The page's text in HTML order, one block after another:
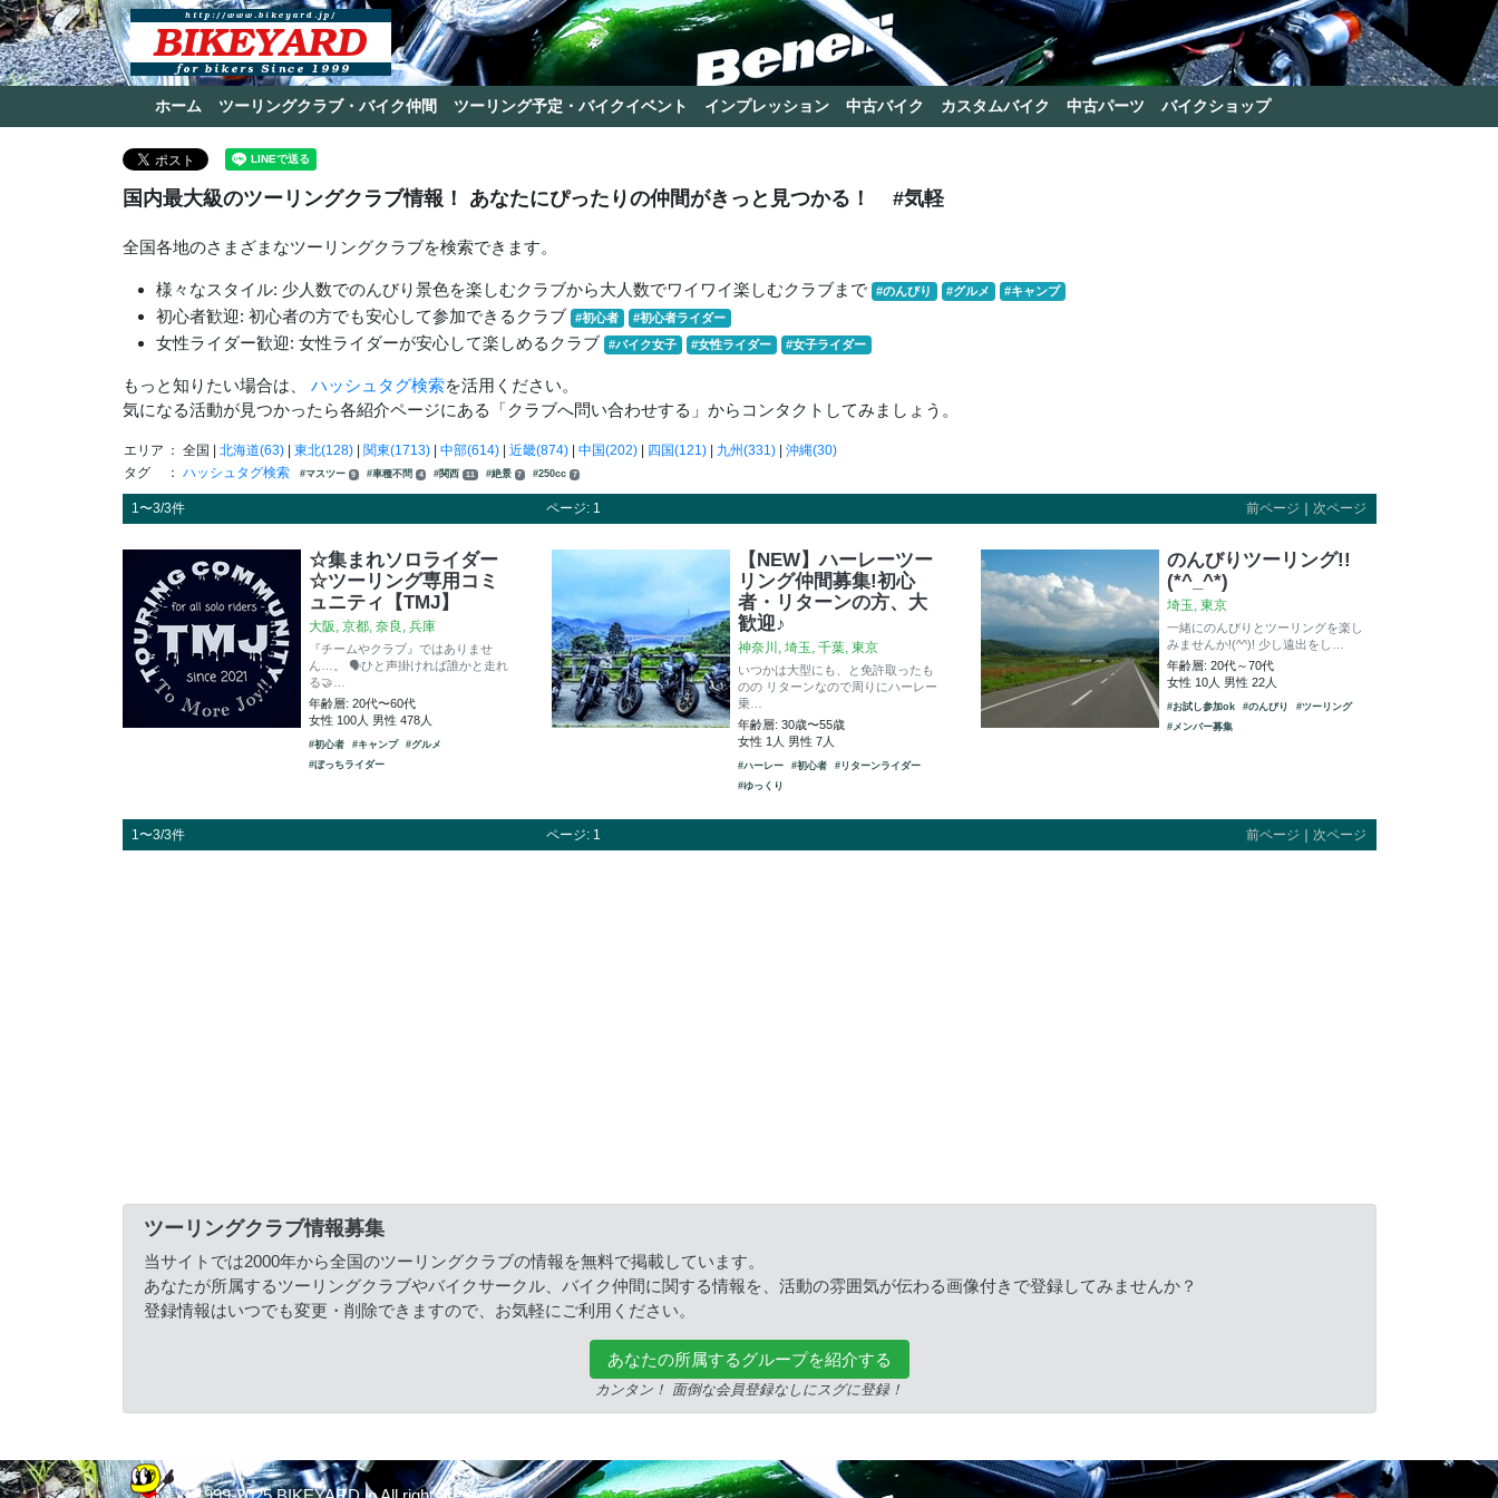
ホーム ツーリングクラブ・バイク仲間 ツーリング予定・バイクイベント インプレッション 中古バイク カスタムバイク 中古パーツ バイクショップ
国内最大級のツーリングクラブ情報！ あなたにぴったりの仲間がきっと見つかる！ #気軽
全国各地のさまざまなツーリングクラブを検索できます。
様々なスタイル: 少人数でのんびり景色を楽しむクラブから大人数でワイワイ楽しむクラブまで #のんびり #グルメ #キャンプ
初心者歓迎: 初心者の方でも安心して参加できるクラブ #初心者 #初心者ライダー
女性ライダー歓迎: 女性ライダーが安心して楽しめるクラブ #バイク女子 #女性ライダー #女子ライダー
もっと知りたい場合は、 ハッシュタグ検索を活用ください。
気になる活動が見つかったら各紹介ページにある「クラブへ問い合わせする」からコンタクトしてみましょう。
エリア ： 全国 | 北海道(63)| 東北(128)| 関東(1713)| 中部(614)| 近畿(874)| 中国(202)| 四国(121)| 九州(331)| 沖縄(30)
タグ
： ハッシュタグ検索 #マスツー 9 #車種不問 4 #関西 11 #絶景 7 #250cc 7
1〜3/3件 ページ: 1 前ページ 次ページ
☆集まれソロライダー
☆ツーリング専用コミ
ュニティ【TMJ】
大阪, 京都, 奈良, 兵庫
『チームやクラブ』ではありませ
ん…。 🗣ひと声掛ければ誰かと走れ
る🤝…
年齢層: 20代〜60代
女性 100人 男性 478人
#初心者 #キャンプ
#グルメ
#ぼっちライダー
【NEW】ハーレーツー
リング仲間募集!初心
者・リターンの方、大
歓迎♪
神奈川, 埼玉, 千葉, 東京
いつかは大型にも、と免許取ったも
のの リターンなので周りにハーレー
乗…
年齢層: 30歳〜55歳
女性 1人 男性 7人
#ハーレー #初心者
#リターンライダー
#ゆっくり
のんびりツーリング!!
(*^_^*)
埼玉, 東京
一緒にのんびりとツーリングを楽し
みませんか!(^^)! 少し遠出をし…
年齢層: 20代～70代
女性 10人 男性 22人
#お試し参加ok #のんびり
#ツーリング
#メンバー募集
1〜3/3件 ページ: 1 前ページ ｜ 次ページ
ツーリングクラブ情報募集
当サイトでは2000年から全国のツーリングクラブの情報を無料で掲載しています。
あなたが所属するツーリングクラブやバイクサークル、バイク仲間に関する情報を、活動の雰囲気が伝わる画像付きで登録してみませんか？
登録情報はいつでも変更・削除できますので、お気軽にご利用ください。
あなたの所属するグループを紹介する
カンタン！ 面倒な会員登録なしにスグに登録！